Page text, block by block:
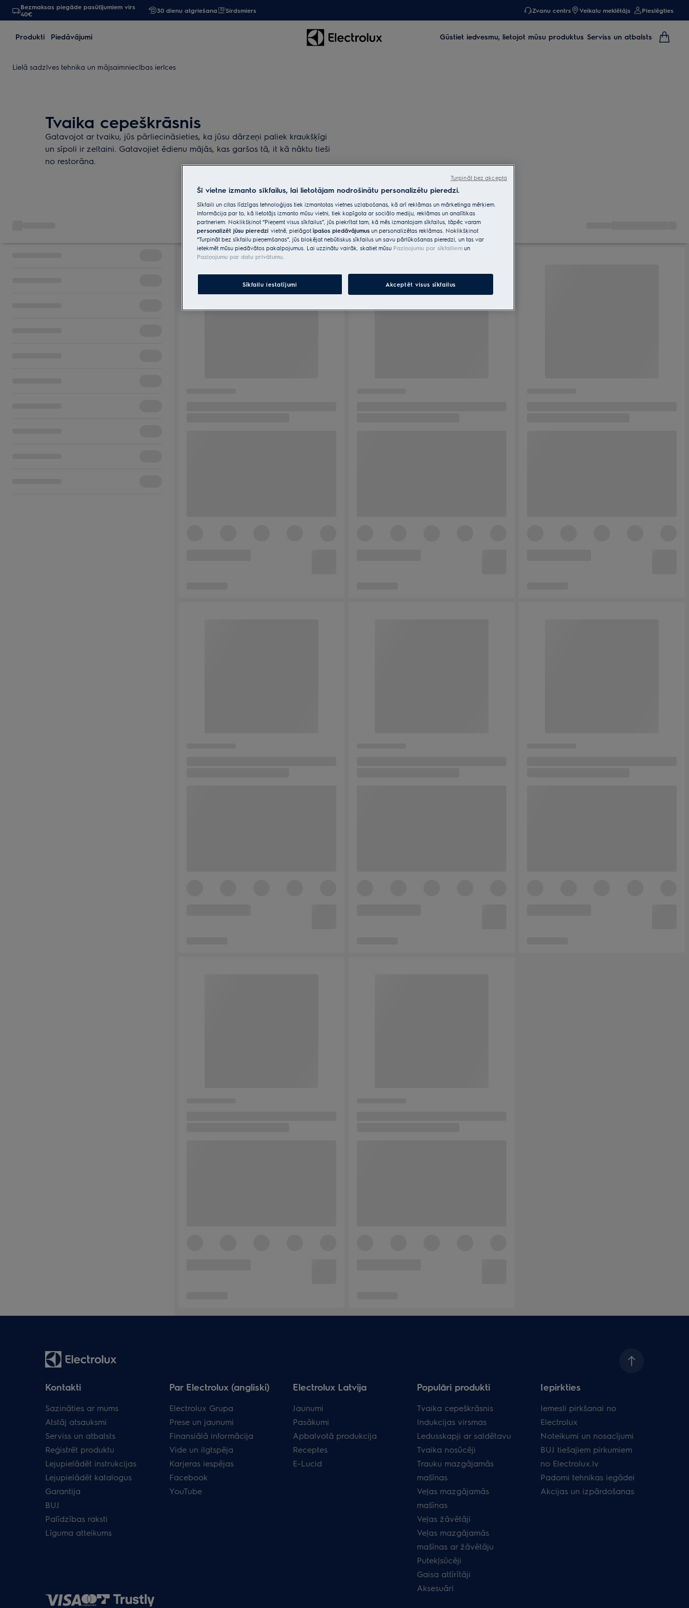
Bezmaksas piegāde pasūtījumiem virs
40€
30 dienu atgriešana Sirdsmiers Zvanu centrs Veikalu meklētājs Pieslēgties
Produkti Piedāvājumi Gūstiet iedvesmu, lietojot mūsu produktus Serviss un atbalsts
Lielā sadzīves tehnika un mājsaimniecības ierīces
Tvaika cepeškrāsnis
Gatavojot ar tvaiku, jūs pārliecināsieties, ka jūsu dārzeņi paliek kraukšķīgi
un sīpoli ir zeltaini. Gatavojiet ēdienu mājās, kas garšos tā, it kā nāktu tieši
no restorāna.
Kontakti
Sazināties ar mums
Atstāj atsauksmi
Serviss un atbalsts
Reģistrēt produktu
Lejupielādēt instrukcijas
Lejupielādēt katalogus
Garantija
BUJ
Palīdzības raksti
Līguma atteikums
Par Electrolux (angliski)
Electrolux Grupa
Prese un jaunumi
Finansiālā informācija
Vide un ilgtspēja
Karjeras iespējas
Facebook
YouTube
Electrolux Latvija
Jaunumi
Pasākumi
Apbalvotā produkcija
Receptes
E-Lucid
Populāri produkti
Tvaika cepeškrāsnis
Indukcijas virsmas
Ledusskapji ar saldētavu
Tvaika nosūcēji
Trauku mazgājamās
mašīnas
Veļas mazgājamās
mašīnas
Veļas žāvētāji
Veļas mazgājamās
mašīnas ar žāvētāju
Putekļsūcēji
Gaisa attīrītāji
Aksesuāri
Iepirkties
Iemesli pirkšanai no
Electrolux
Noteikumi un nosacījumi
BUJ tiešajiem pirkumiem
no Electrolux.lv
Padomi tehnikas iegādei
Akcijas un izpārdošanas
Šī vietne izmanto sīkfailus, lai lietotājam nodrošinātu personalizētu pieredzi.
Sīkfaili un citas līdzīgas tehnoloģijas tiek izmantotas vietnes uzlabošanas, kā arī reklāmas un mārketinga mērķiem.
Informācija par to, kā lietotājs izmanto mūsu vietni, tiek kopīgota ar sociālo mediju, reklāmas un analītikas
partneriem. Noklikšķinot “Pieņemt visus sīkfailus”, jūs piekrītat tam, kā mēs izmantojam sīkfailus, tāpēc varam
personalizēt jūsu pieredzi vietnē, pielāgot īpašos piedāvājumus un personalizētas reklāmas. Noklikšķinot
“Turpināt bez sīkfailu pieņemšanas”, jūs bloķējat nebūtiskus sīkfailus un savu pārlūkošanas pieredzi, un tas var
ietekmēt mūsu piedāvātos pakalpojumus. Lai uzzinātu vairāk, skatiet mūsu Paziņojumu par sīkfailiem un
Paziņojumu par datu privātumu.
Sīkfailu iestatījumi Akceptēt visus sīkfailus
Turpināt bez akcepta